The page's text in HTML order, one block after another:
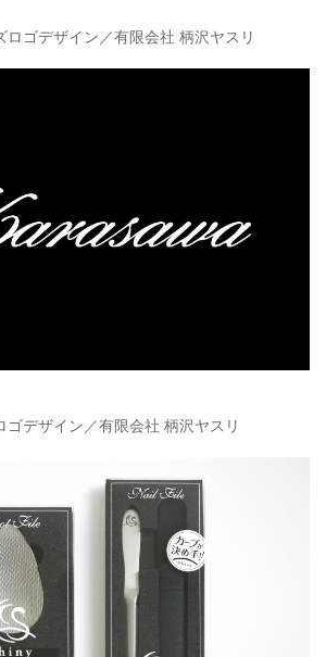
ロゴデザイン／有限会社 柄沢ヤスリ
ゴデザイン／有限会社 柄沢ヤスリ